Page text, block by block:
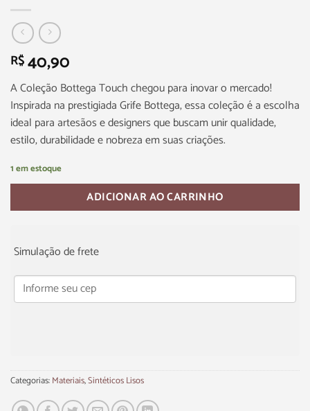
R$40,90
A Coleção Bottega Touch chegou para inovar o mercado!
Inspirada na prestigiada Grife Bottega, essa coleção é a escolha
ideal para artesãos e designers que buscam unir qualidade,
estilo, durabilidade e nobreza em suas criações.
1 em estoque
ADICIONAR AO CARRINHO
Simulação de frete
Categorias:Materiais,Sintéticos Lisos